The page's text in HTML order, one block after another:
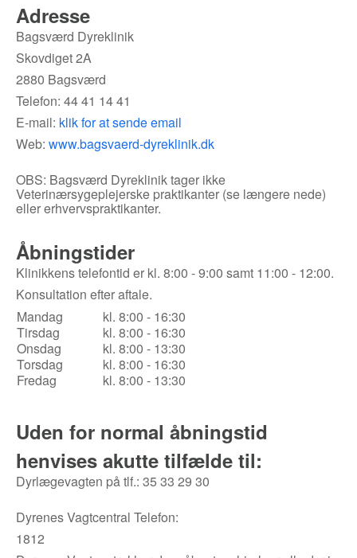
Adresse
Bagsværd Dyreklinik
Skovdiget 2A
2880 Bagsværd
Telefon: 44 41 14 41
E-mail: klik for at sende email
Web: www.bagsvaerd-dyreklinik.dk
OBS: Bagsværd Dyreklinik tager ikke
Veterinærsygeplejerske praktikanter (se længere nede)
eller erhvervspraktikanter.
Åbningstider
Klinikkens telefontid er kl. 8:00 - 9:00 samt 11:00 - 12:00.
Konsultation efter aftale.
Mandag
kl. 8:00 - 16:30
Tirsdag
kl. 8:00 - 16:30
Onsdag
kl. 8:00 - 13:30
Torsdag
kl. 8:00 - 16:30
Fredag
kl. 8:00 - 13:30
Uden for normal åbningstid
henvises akutte tilfælde til:
Dyrlægevagten på tlf.: 35 33 29 30
Dyrenes Vagtcentral Telefon:
1812